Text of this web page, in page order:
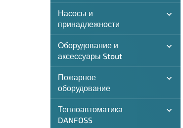
Насосы и
принадлежности
Оборудование и
аксессуары Stout
Пожарное
оборудование
Теплоавтоматика
DANFOSS